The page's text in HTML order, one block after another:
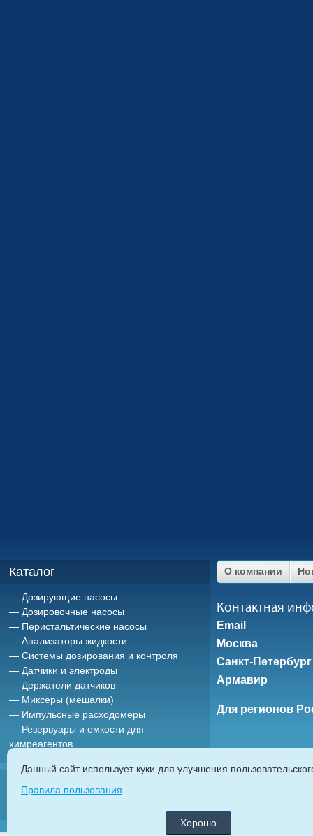
Каталог
Дозирующие насосы
Дозировочные насосы
Перистальтические насосы
Анализаторы жидкости
Системы дозирования и контроля
Датчики и электроды
Держатели датчиков
Миксеры (мешалки)
Импульсные расходомеры
Резервуары и емкости для
химреагентов
О компании
Контактная
Email
Москва
Санкт-Петербург
Армавир
Для регионов
дозирующие насосы|насосы дозаторы
Данный сайт использует куки для улучшения
Правила пользования
Хорошо